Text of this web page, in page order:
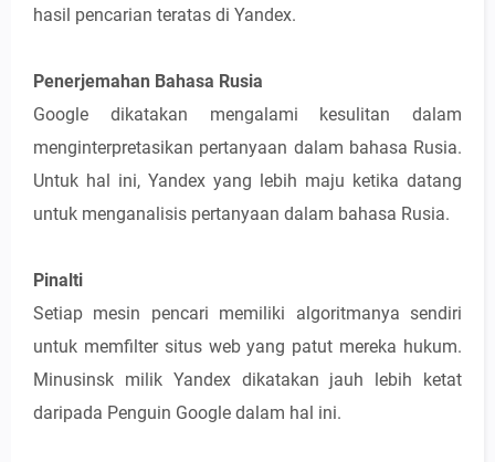
hasil pencarian teratas di Yandex.
Penerjemahan Bahasa Rusia
Google dikatakan mengalami kesulitan dalam
menginterpretasikan pertanyaan dalam bahasa Rusia.
Untuk hal ini, Yandex yang lebih maju ketika datang
untuk menganalisis pertanyaan dalam bahasa Rusia.
Pinalti
Setiap mesin pencari memiliki algoritmanya sendiri
untuk memfilter situs web yang patut mereka hukum.
Minusinsk milik Yandex dikatakan jauh lebih ketat
daripada Penguin Google dalam hal ini.